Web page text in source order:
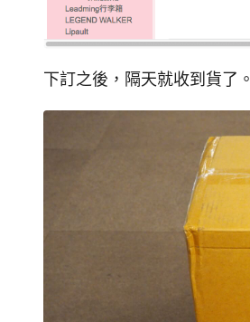
下訂之後，隔天就收到貨了。